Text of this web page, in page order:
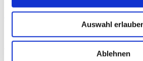
Auswahl
Ablehnen
Dateien anbieten. Die Investitionen in
Suchranking-Volatilität und Updatessollten
bewährte SEO-Maßnahmen fließen.
Ausblick